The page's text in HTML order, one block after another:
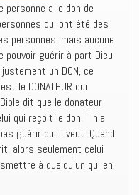
personne a le don de
qui ont été des
personnes, mais aucune
pouvoir guérir à part Dieu
un DON, ce
le DONATEUR qui
dit que le donateur
qui reçoit le don, il n’a
guérir qui il veut. Quand
alors seulement celui
à quelqu’un qui en